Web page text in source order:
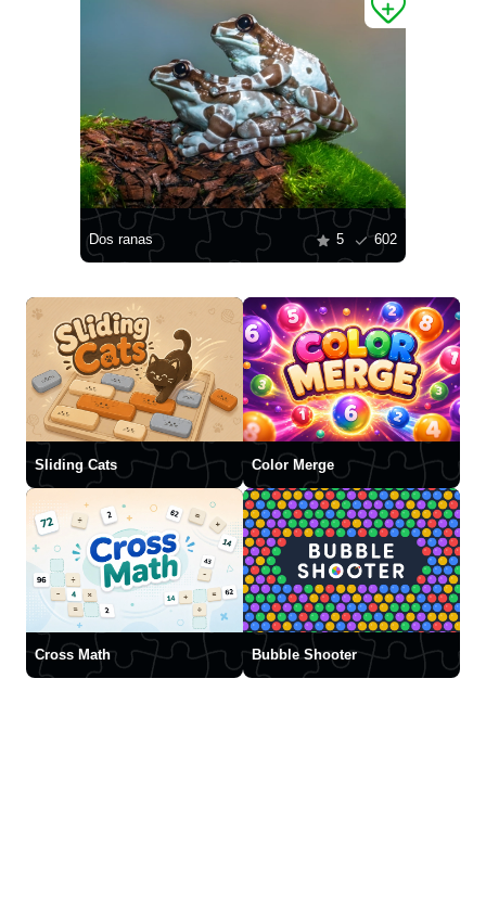
Dos ranas 5 602
Sliding Cats Color Merge
Cross Math Bubble Shooter